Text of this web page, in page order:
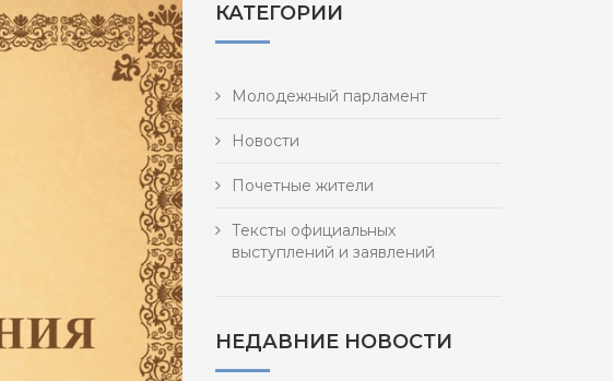
КАТЕГОРИИ
Молодежный парламент
Новости
Почетные жители
Тексты официальных
выступлений и заявлений
НЕДАВНИЕ НОВОСТИ